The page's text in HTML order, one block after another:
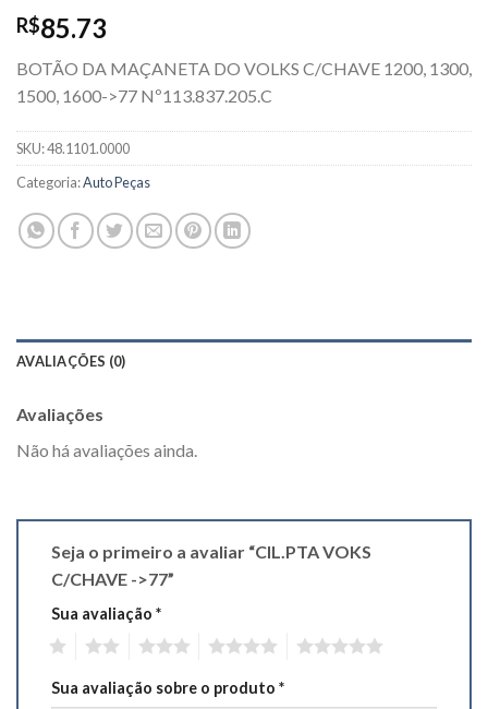
R$85.73
BOTÃO DA MAÇANETA DO VOLKS C/CHAVE 1200, 1300,
1500, 1600->77 Nº113.837.205.C
SKU:48.1101.0000
Categoria:Auto Peças
AVALIAÇÕES (0)
Avaliações
Não há avaliações ainda.
Seja o primeiro a avaliar “CIL.PTA VOKS
C/CHAVE ->77”
Sua avaliação *
Sua avaliação sobre o produto *